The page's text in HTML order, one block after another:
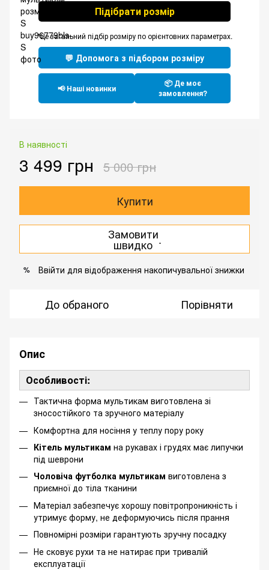
Підібрати розмір
*Це загальний підбір розміру по орієнтовних параметрах.
💬 Допомога з підбором розміру
📢 Наші новинки
📦 Де моє
замовлення?
В наявності
3 499 грн 5 000 грн
Купити
Замовити
швидко .
% Ввійти для відображення накопичувальної знижки
До обраного Порівняти
Опис
Особливості:
Тактична форма мультикам виготовлена зі
зносостійкого та зручного матеріалу
Комфортна для носіння у теплу пору року
Кітель мультикам на рукавах і грудях має липучки
під шеврони
Чоловіча футболка мультикам виготовлена з
приємної до тіла тканини
Матеріал забезпечує хорошу повітропроникність і
утримує форму, не деформуючись після прання
Повномірні розміри гарантують зручну посадку
Не сковує рухи та не натирає при тривалій
експлуатації